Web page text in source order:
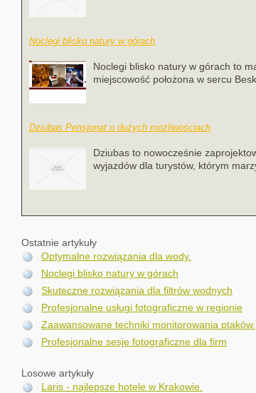
Noclegi blisko natury w górach
Noclegi blisko natury w górach to
miejscowość położona w sercu
Dziubas Pensjonat o dużych możliwościach
Dziubas to nowocześnie
wyjazdów dla turystów, którym
Ostatnie artykuły
Optymalne rozwiązania dla wody.
Noclegi blisko natury w górach
Skuteczne rozwiązania dla filtrów wodnych
Profesjonalne usługi fotograficzne w regionie
Zaawansowane techniki monitorowania ptaków.
Profesjonalne sesje fotograficzne dla firm
Losowe artykuły
Laris - najlepsze hotele w Krakowie.